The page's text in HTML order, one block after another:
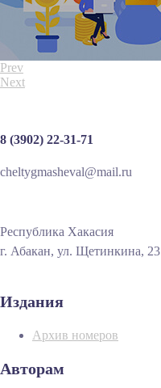
Prev
Next
8 (3902) 22-31-71
cheltygmasheval@mail.ru
Республика Хакасия
г. Абакан, ул. Щетинкина, 23
Издания
Архив номеров
Авторам